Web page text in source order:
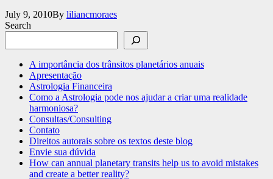
Published
July 9, 2010By liliancmoraes
Search
A importância dos trânsitos planetários anuais
Apresentação
Astrologia Financeira
Como a Astrologia pode nos ajudar a criar uma realidade
harmoniosa?
Consultas/Consulting
Contato
Direitos autorais sobre os textos deste blog
Envie sua dúvida
How can annual planetary transits help us to avoid mistakes
and create a better reality?